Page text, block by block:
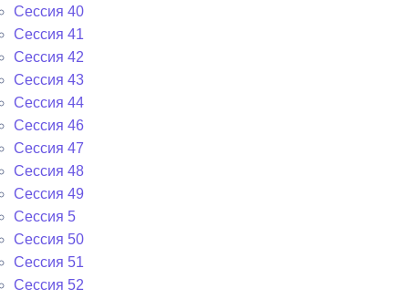
Сессия 40
Сессия 41
Сессия 42
Сессия 43
Сессия 44
Сессия 46
Сессия 47
Сессия 48
Сессия 49
Сессия 5
Сессия 50
Сессия 51
Сессия 52